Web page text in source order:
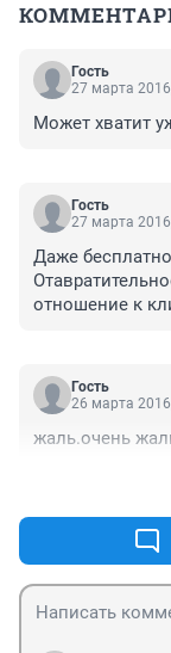
Гость
27 марта
Может хватит
Гость
27 марта
Даже
отношение к
Гость
26 марта
жаль.очень